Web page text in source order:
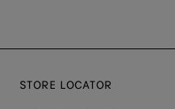
STORE LOCATOR